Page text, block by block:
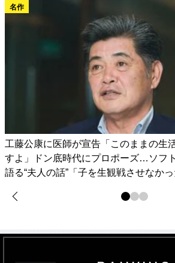
名作
工藤公康に医師が宣告「このままの生
すよ」ドン底時代にプロポーズ…ソフ
語る“夫人の話”「子を生観戦させなか